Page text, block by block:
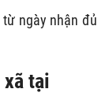
ngày nhận đủ
tại